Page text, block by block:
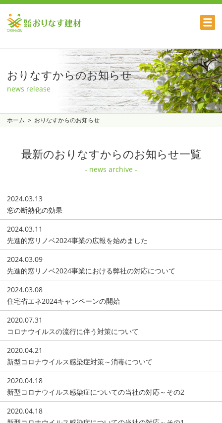
おりなすからのお知らせ
news release
ホーム おりなすからのお知らせ
最新のおりなすからのお知らせ一覧
- news archive -
2024.03.13
窓の断熱化の効果
2024.03.11
先進的窓リノベ2024事業の広報を始めました
2024.03.09
先進的窓リノベ2024事業における弊社の対応について
2024.03.08
住宅省エネ2024キャンペーンの開始
2020.07.31
コロナウイルスの流行に伴う対策について
2020.04.21
新型コロナウイルス感染症対策～消毒について
2020.04.18
新型コロナウイルス感染症についての当社の対応～その2
2020.04.18